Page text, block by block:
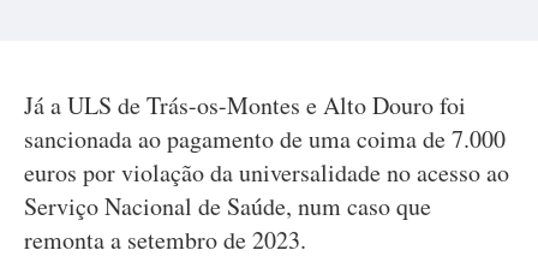
Já a ULS de Trás-os-Montes e Alto Douro foi
sancionada ao pagamento de uma coima de 7.000
euros por violação da universalidade no acesso ao
Serviço Nacional de Saúde, num caso que
remonta a setembro de 2023.